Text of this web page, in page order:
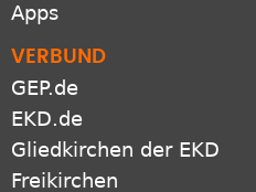
Apps
VERBUND
GEP.de
EKD.de
Gliedkirchen der EKD
Freikirchen